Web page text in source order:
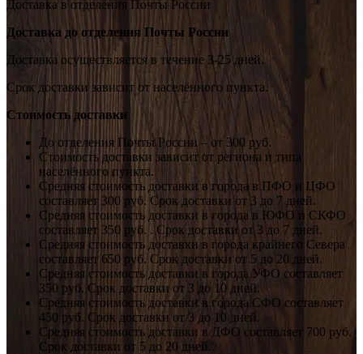
Доставка в отделения Почты России
Доставка до отделения Почты России
Доставка осуществляется в течение 3-25 дней.
Срок доставки зависит от населённого пункта.
Стоимость доставки
До отделения Почты России – от 300 руб.
Стоимость доставки зависит от региона и типа
населённого пункта.
Средняя стоимость доставки в города в ПФО и ЦФО
составляет 300 руб. Срок доставки от 3 до 7 дней.
Средняя стоимость доставки в города в ЮФО и СКФО
составляет 350 руб. . Срок доставки от 3 до 7 дней.
Средняя стоимость доставки в города крайнего Севера
составляет 650 руб. Срок доставки от 5 до 20 дней.
Средняя стоимость доставки в города УФО составляет
350 руб. Срок доставки от 3 до 10 дней.
Средняя стоимость доставки в города СФО составляет
450 руб. Срок доставки от 3 до 10 дней.
Средняя стоимость доставки в ДФО составляет 700 руб.
Срок доставки от 5 до 20 дней.